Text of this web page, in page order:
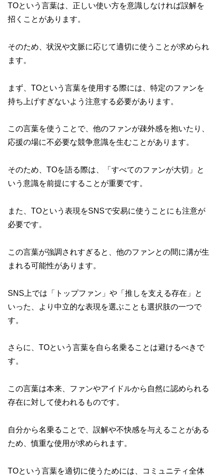
TOという言葉は、正しい使い方を意識しなければ誤解を
招くことがあります。
そのため、状況や文脈に応じて適切に使うことが求められ
ます。
まず、TOという言葉を使用する際には、特定のファンを
持ち上げすぎないよう注意する必要があります。
この言葉を使うことで、他のファンが疎外感を抱いたり、
応援の場に不必要な競争意識を生むことがあります。
そのため、TOを語る際は、「すべてのファンが大切」と
いう意識を前提にすることが重要です。
また、TOという表現をSNSで安易に使うことにも注意が
必要です。
この言葉が強調されすぎると、他のファンとの間に溝が生
まれる可能性があります。
SNS上では「トップファン」や「推しを支える存在」と
いった、より中立的な表現を選ぶことも選択肢の一つで
す。
さらに、TOという言葉を自ら名乗ることは避けるべきで
す。
この言葉は本来、ファンやアイドルから自然に認められる
存在に対して使われるものです。
自分から名乗ることで、誤解や不快感を与えることがある
ため、慎重な使用が求められます。
TOという言葉を適切に使うためには、コミュニティ全体